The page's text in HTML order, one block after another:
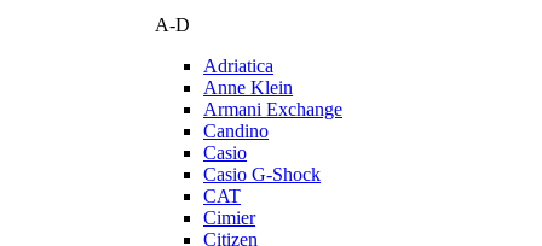
A-D
Adriatica
Anne Klein
Armani Exchange
Candino
Casio
Casio G-Shock
CAT
Cimier
Citizen